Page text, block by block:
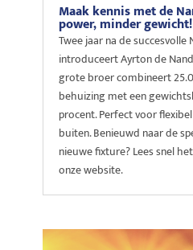
Maak kennis met de
power, minder gewicht!
Twee jaar na de succesvolle
introduceert Ayrton de
grote broer combineert
behuizing met een
procent. Perfect voor
buiten. Benieuwd naar de
nieuwe fixture? Lees snel
onze website.